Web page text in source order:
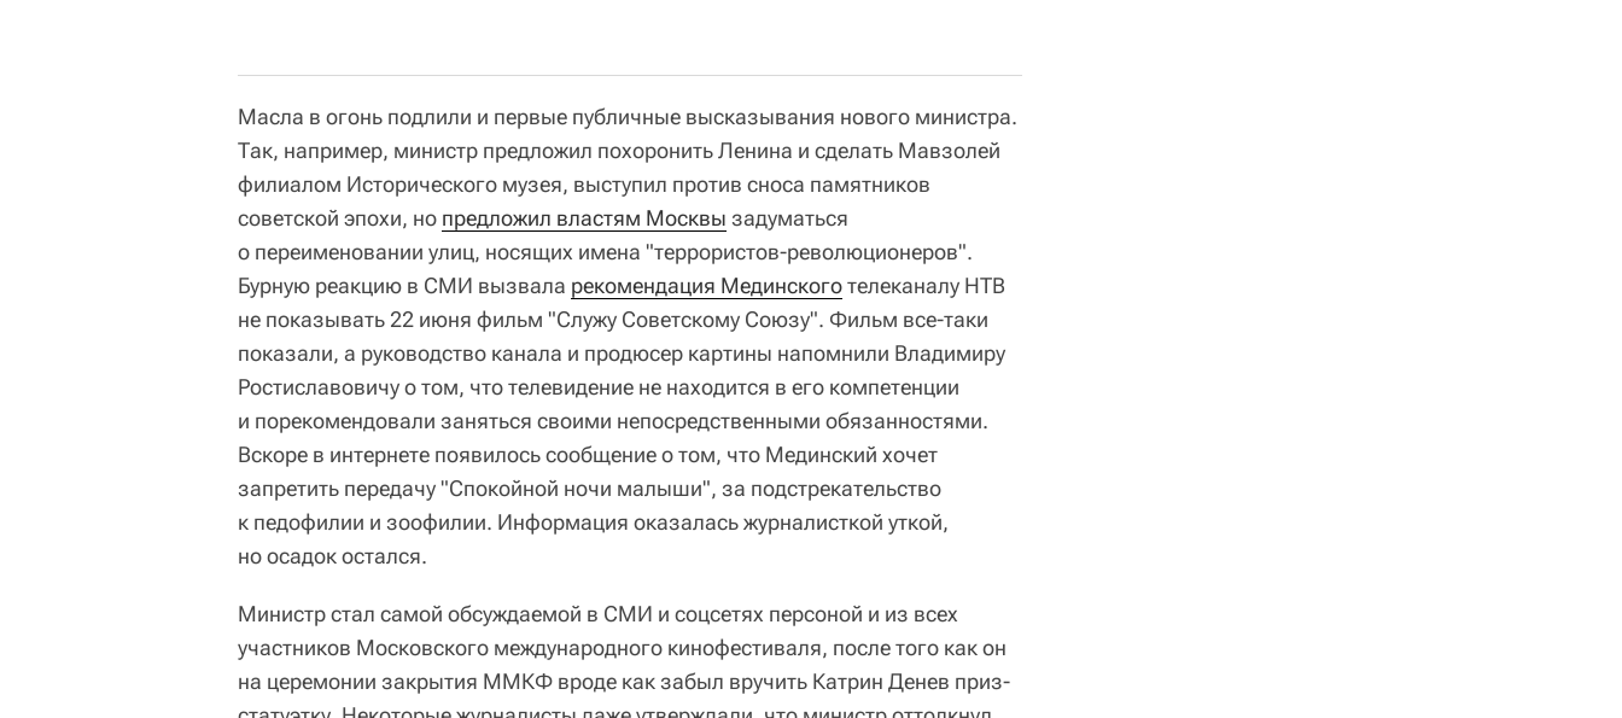
Масла в огонь подлили и первые публичные высказывания нового министра.
Так, например, министр предложил похоронить Ленина и сделать Мавзолей
филиалом Исторического музея, выступил против сноса памятников
советской эпохи, но предложил властям Москвы задуматься
о переименовании улиц, носящих имена "террористов-революционеров".
Бурную реакцию в СМИ вызвала рекомендация Мединскоготелеканалу НТВ
не показывать 22 июня фильм "Служу Советскому Союзу". Фильм все-таки
показали, а руководство канала и продюсер картины напомнили Владимиру
Ростиславовичу о том, что телевидение не находится в его компетенции
и порекомендовали заняться своими непосредственными обязанностями.
Вскоре в интернете появилось сообщение о том, что Мединский хочет
запретить передачу "Спокойной ночи малыши", за подстрекательство
к педофилии и зоофилии. Информация оказалась журналисткой уткой,
но осадок остался.
Министр стал самой обсуждаемой в СМИ и соцсетях персоной и из всех
участников Московского международного кинофестиваля, после того как он
на церемонии закрытия ММКФ вроде как забыл вручить Катрин Денев приз-